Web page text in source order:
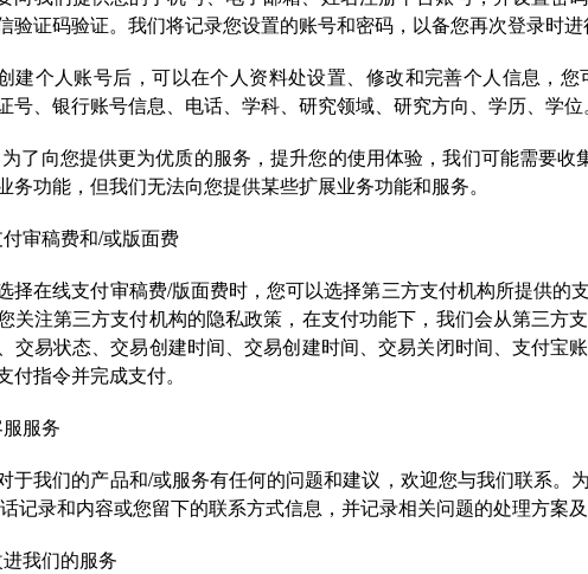
验证码验证。我们将记录您设置的账号和密码，以备您再次登录时进
建个人账号后，可以在个人资料处设置、修改和完善个人信息，
号、银行账号信息、电话、学科、研究领域、研究方向、学历、学位。
了向您提供更为优质的服务，提升您的使用体验，我们可能需要
务功能，但我们无法向您提供某些扩展业务功能和服务。
审稿费和/或版面费
择在线⽀付审稿费/版面费时，您可以选择第三方支付机构所提供
关注第三方支付机构的隐私政策，在支付功能下，我们会从第三方
交易状态、交易创建时间、交易创建时间、交易关闭时间、支付宝
付指令并完成支付。
服务
于我们的产品和/或服务有任何的问题和建议，欢迎您与我们联系
记录和内容或您留下的联系方式信息，并记录相关问题的处理方案及
我们的服务